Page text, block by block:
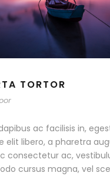
TORTOR
ac facilisis in,
elit libero, a pharetra
consectetur ac,
cursus magna, vel